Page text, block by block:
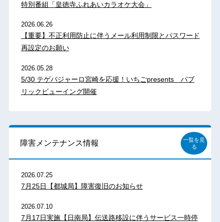
特別番組「皇徳寺ふれあいカラオケ大会」
2026.06.26
【重要】不正利用防止に伴うメール利用制限とパスワード
再設定のお願い
2026.05.28
5/30 テゲバジャーロ宮崎を応援！いちごpresents パブ
リックビューイング開催
障害メンテナンス情報
一覧を見
る
2026.07.25
7月25日【都城局】障害復旧のお知らせ
2026.07.10
7月17日実施【日南局】伝送路移設に伴うサービス一時停